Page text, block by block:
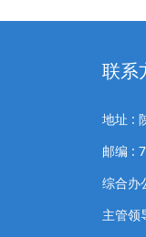
联系
地址 :
邮编 :
综合办
主管